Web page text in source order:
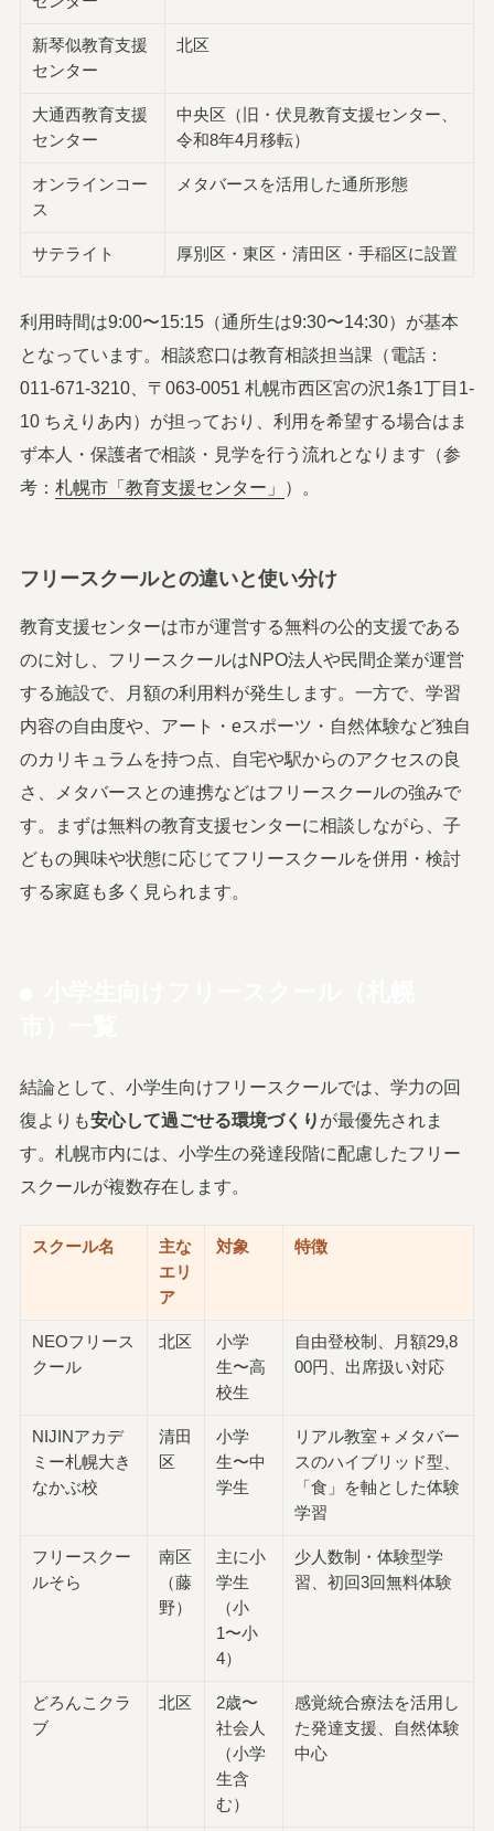
新琴似教育支援
センター
北区
大通西教育支援
センター
中央区（旧・伏見教育支援センター、
令和8年4月移転）
オンラインコー
ス
メタバースを活用した通所形態
サテライト 厚別区・東区・清田区・手稲区に設置
利用時間は9:00〜15:15（通所生は9:30〜14:30）が基本
となっています。相談窓口は教育相談担当課（電話：
011-671-3210、〒063-0051 札幌市西区宮の沢1条1丁目1-
10 ちえりあ内）が担っており、利用を希望する場合はま
ず本人・保護者で相談・見学を行う流れとなります（参
考： 札幌市「教育支援センター」 ）。
フリースクールとの違いと使い分け
教育支援センターは市が運営する無料の公的支援である
のに対し、フリースクールはNPO法人や民間企業が運営
する施設で、月額の利用料が発生します。一方で、学習
内容の自由度や、アート・eスポーツ・自然体験など独自
のカリキュラムを持つ点、自宅や駅からのアクセスの良
さ、メタバースとの連携などはフリースクールの強みで
す。まずは無料の教育支援センターに相談しながら、子
どもの興味や状態に応じてフリースクールを併用・検討
する家庭も多く見られます。
結論として、小学生向けフリースクールでは、学力の回
復よりも安心して過ごせる環境づくり が最優先されま
す。札幌市内には、小学生の発達段階に配慮したフリー
スクールが複数存在します。
スクール名
主な
エリ
ア
対象 特徴
NEOフリース
クール
北区
小学
生〜高
校生
自由登校制、月額29,8
00円、出席扱い対応
NIJINアカデ
ミー札幌大き
なかぶ校
清田
区
小学
生〜中
学生
リアル教室＋メタバー
スのハイブリッド型、
「食」を軸とした体験
学習
フリースクー
ルそら
南区
（藤
野）
主に小
学生
（小
1〜小
4）
少人数制・体験型学
習、初回3回無料体験
どろんこクラ
ブ
北区
2歳〜
社会人
（小学
生含
む）
感覚統合療法を活用し
た発達支援、自然体験
中心